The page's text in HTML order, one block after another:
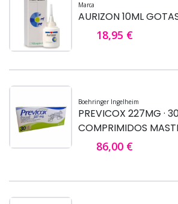
Marca
AURIZON 10ML
18,95 €
Boehringer Ingelheim
PREVICOX 227MG ·
COMPRIMIDOS
86,00 €